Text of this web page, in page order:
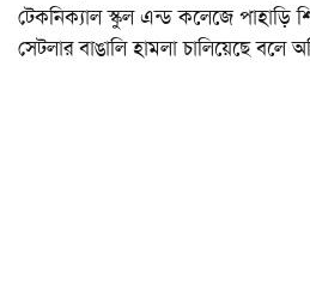
টেকনিক্যাল স্কুল এন্ড কলেজে পাহাড়ি
সেটলার বাঙালি হামলা চালিয়েছে বলে